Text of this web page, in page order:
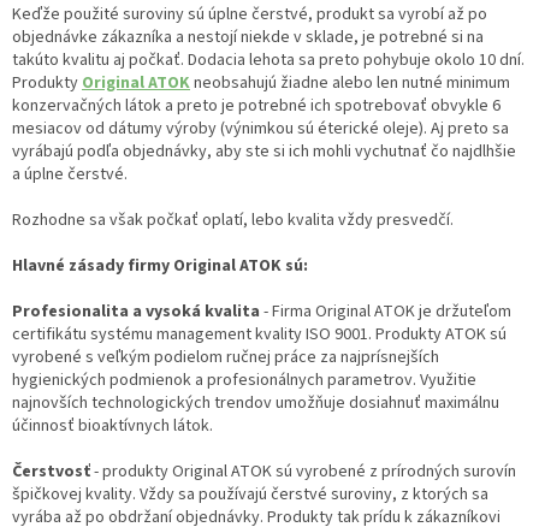
Keďže použité suroviny sú úplne čerstvé, produkt sa vyrobí až po
objednávke zákazníka a nestojí niekde v sklade, je potrebné si na
takúto kvalitu aj počkať. Dodacia lehota sa preto pohybuje okolo 10 dní.
Produkty Original ATOKneobsahujú žiadne alebo len nutné minimum
konzervačných látok a preto je potrebné ich spotrebovať obvykle 6
mesiacov od dátumy výroby (výnimkou sú éterické oleje). Aj preto sa
vyrábajú podľa objednávky, aby ste si ich mohli vychutnať čo najdlhšie
a úplne čerstvé.
Rozhodne sa však počkať oplatí, lebo kvalita vždy presvedčí.
Hlavné zásady firmy Original ATOK sú:
Profesionalita a vysoká kvalita - Firma Original ATOK je držuteľom
certifikátu systému management kvality ISO 9001. Produkty ATOK sú
vyrobené s veľkým podielom ručnej práce za najprísnejších
hygienických podmienok a profesionálnych parametrov. Využitie
najnovších technologických trendov umožňuje dosiahnuť maximálnu
účinnosť bioaktívnych látok.
Čerstvosť- produkty Original ATOK sú vyrobené z prírodných surovín
špičkovej kvality. Vždy sa používajú čerstvé suroviny, z ktorých sa
vyrába až po obdržaní objednávky. Produkty tak prídu k zákazníkovi